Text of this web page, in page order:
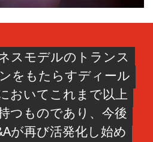
スモデルのトランス
をもたらすディール
おいてこれまで以上
つものであり、今後
が再び活発化し始め